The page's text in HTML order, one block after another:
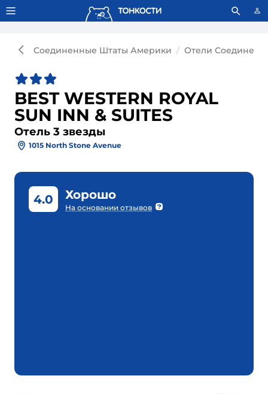
Тонкости используют сookie-файлы. Что это значит?
Соединенные Штаты Америки Отели
BEST WESTERN ROYAL
SUN INN & SUITES
Отель 3 звезды
1015 North Stone Avenue
4.0 Хорошо
На основании отзывов